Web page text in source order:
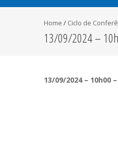
Home / Ciclo de
13/09/2024 –
13/09/2024 – 10h00